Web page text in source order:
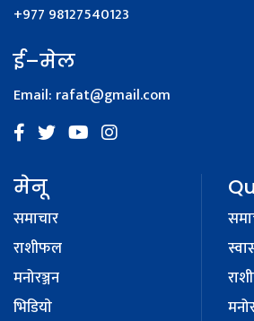
+977 98127540123
ई–मेल
Email: rafat@gmail.com
मेनू
समाचार
राशीफल
मनोरञ्जन
भिडियाे